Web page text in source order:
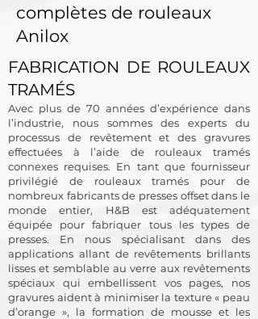
complètes de rouleaux
Anilox
FABRICATION DE ROULEAUX
TRAMÉS
Avec plus de 70 années d’expérience dans
l’industrie, nous sommes des experts du
processus de revêtement et des gravures
effectuées à l’aide de rouleaux tramés
connexes requises. En tant que fournisseur
privilégié de rouleaux tramés pour de
nombreux fabricants de presses offset dans le
monde entier, H&B est adéquatement
équipée pour fabriquer tous les types de
presses. En nous spécialisant dans des
applications allant de revêtements brillants
lisses et semblable au verre aux revêtements
spéciaux qui embellissent vos pages, nos
gravures aident à minimiser la texture « peau
d’orange », la formation de mousse et les